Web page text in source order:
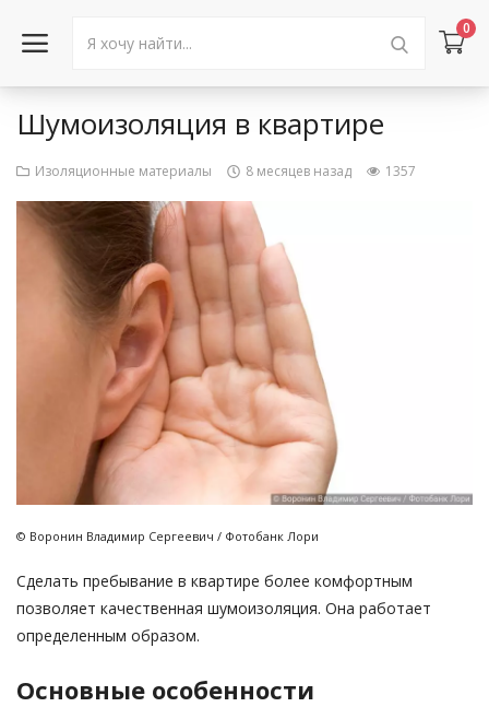
0
Войти в аккаунт
Акции
Новости
Объявления
Контакты
Город: Колумбус
Шумоизоляция в квартире
Изоляционные материалы 8 месяцев назад 1357
© Воронин Владимир Сергеевич / Фотобанк Лори
Сделать пребывание в квартире более комфортным
позволяет качественная шумоизоляция. Она работает
определенным образом.
Основные особенности